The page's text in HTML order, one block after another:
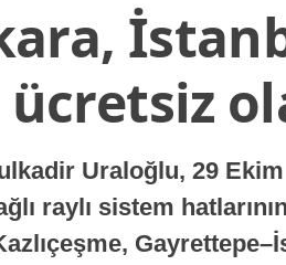
Uraloğlu, 29
raylı sistem